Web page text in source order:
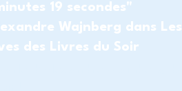
19 secondes"
Wajnberg dans Les
des Livres du Soir